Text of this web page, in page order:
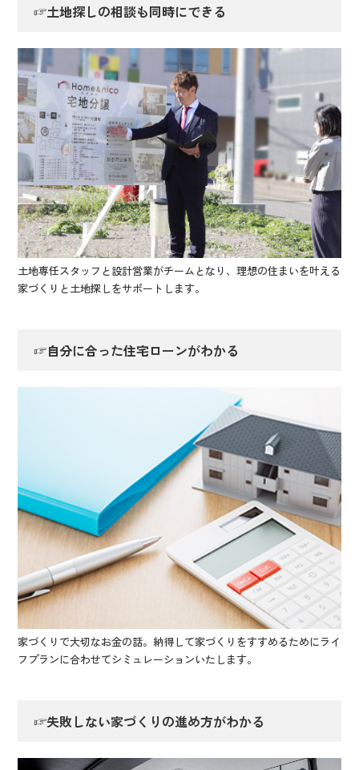
☞土地探しの相談も同時にできる
土地専任スタッフと設計営業がチームとなり、理想の住まいを叶える
家づくりと土地探しをサポートします。
☞自分に合った住宅ローンがわかる
家づくりで大切なお金の話。納得して家づくりをすすめるためにライ
フプランに合わせてシミュレーションいたします。
☞失敗しない家づくりの進め方がわかる